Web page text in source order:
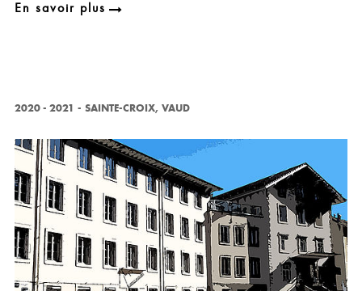
En savoir plus
2020 - 2021 - SAINTE-CROIX, VAUD